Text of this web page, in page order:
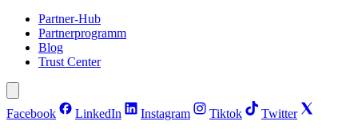
Partner-Hub
Partnerprogramm
Blog
Trust Center
Facebook LinkedIn Instagram Tiktok
Twitter